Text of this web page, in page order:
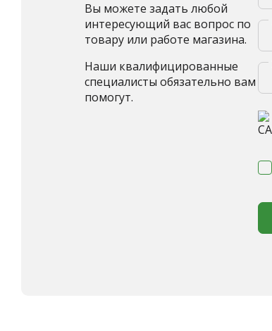
Вы можете задать любой
интересующий вас вопрос по
товару или работе магазина.
Наши квалифицированные
специалисты обязательно вам
помогут.